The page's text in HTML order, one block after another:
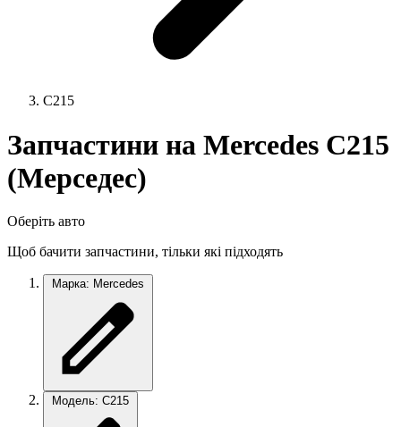
C215
Запчастини на Mercedes C215
(Мерседес)
Оберіть авто
Щоб бачити запчастини, тільки які підходять
Марка: Mercedes
Модель: C215